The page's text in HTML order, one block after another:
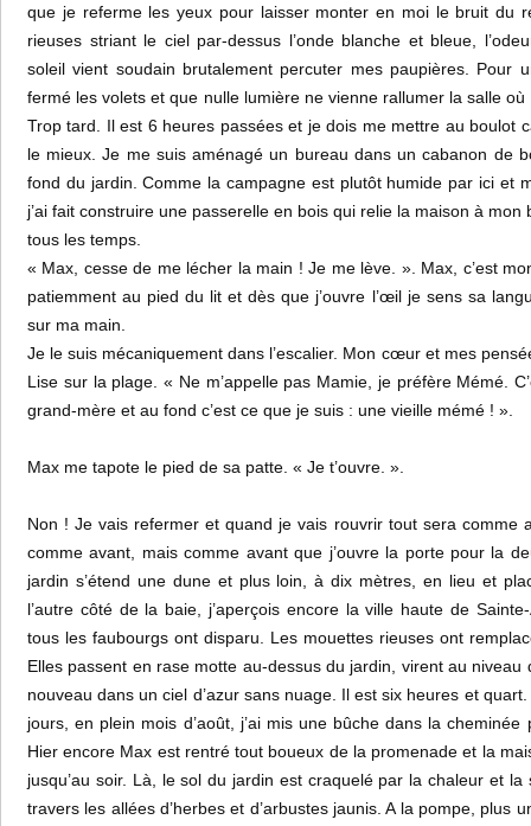
que je referme les yeux pour laisser monter en moi le bruit du
rieuses striant le ciel par-dessus l’onde blanche et bleue,
soleil vient soudain brutalement percuter mes paupières. Pour
fermé les volets et que nulle lumière ne vienne rallumer la salle
Trop tard. Il est 6 heures passées et je dois me mettre au boulot
le mieux. Je me suis aménagé un bureau dans un cabanon de
fond du jardin. Comme la campagne est plutôt humide par ici et
j’ai fait construire une passerelle en bois qui relie la maison à
tous les temps.
« Max, cesse de me lécher la main ! Je me lève. ». Max, c’est
patiemment au pied du lit et dès que j’ouvre l’œil je sens sa
sur ma main.
Je le suis mécaniquement dans l’escalier. Mon cœur et mes
Lise sur la plage. « Ne m’appelle pas Mamie, je préfère Mémé.
grand-mère et au fond c’est ce que je suis : une vieille mémé ! ».
Max me tapote le pied de sa patte. « Je t’ouvre. ».
Non ! Je vais refermer et quand je vais rouvrir tout sera comme
comme avant, mais comme avant que j’ouvre la porte pour la
jardin s’étend une dune et plus loin, à dix mètres, en lieu et
l’autre côté de la baie, j’aperçois encore la ville haute de
tous les faubourgs ont disparu. Les mouettes rieuses ont
Elles passent en rase motte au-dessus du jardin, virent au niveau
nouveau dans un ciel d’azur sans nuage. Il est six heures et
jours, en plein mois d’août, j’ai mis une bûche dans la
Hier encore Max est rentré tout boueux de la promenade et la
jusqu’au soir. Là, le sol du jardin est craquelé par la chaleur et
travers les allées d’herbes et d’arbustes jaunis. A la pompe, plus